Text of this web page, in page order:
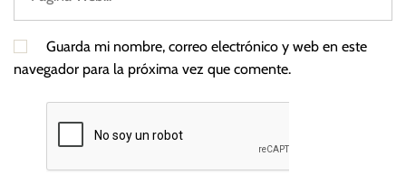
Guarda mi nombre, correo electrónico y web en este
navegador para la próxima vez que comente.